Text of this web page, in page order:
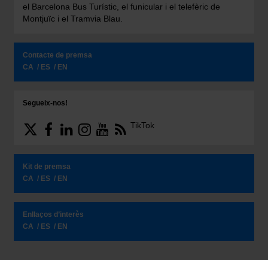
el Barcelona Bus Turístic, el funicular i el telefèric de
Montjuïc i el Tramvia Blau.
Contacte de premsa
CA
ES EN
Segueix-nos!
TikTok
Kit de premsa
CA
ES EN
Enllaços d’interès
CA
ES EN